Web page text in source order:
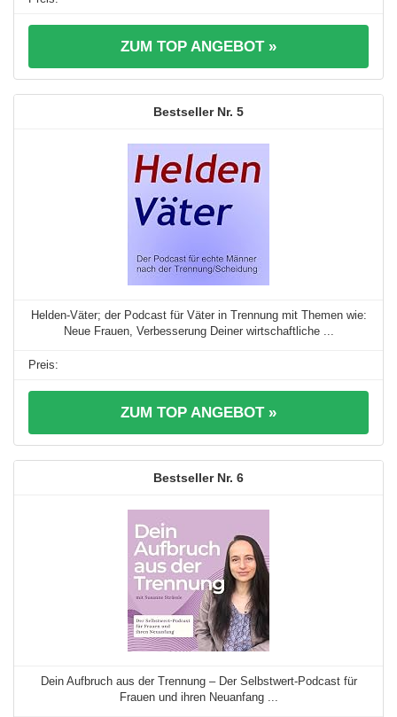
ZUM TOP ANGEBOT »
5
Helden-Väter; der Podcast für Väter in Trennung mit Themen wie:
Neue Frauen, Verbesserung Deiner wirtschaftliche ...
ZUM TOP ANGEBOT »
6
Dein Aufbruch aus der Trennung – Der Selbstwert-Podcast für
Frauen und ihren Neuanfang ...